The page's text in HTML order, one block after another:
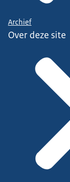
Archief
Over deze site